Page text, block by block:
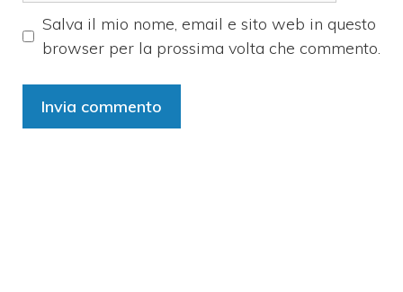
Salva il mio nome, email e sito web in questo
browser per la prossima volta che commento.